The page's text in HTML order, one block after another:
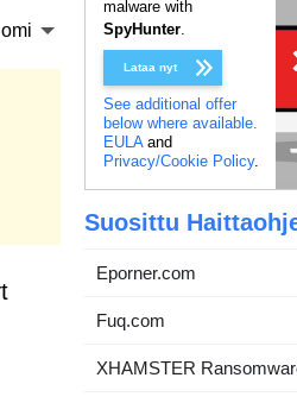
malware with
SpyHunter.
Lataa nyt
See additional offer
below where available.
EULAand
Privacy/Cookie Policy.
Suosittu
Eporner.com
Fuq.com
XHAMSTER